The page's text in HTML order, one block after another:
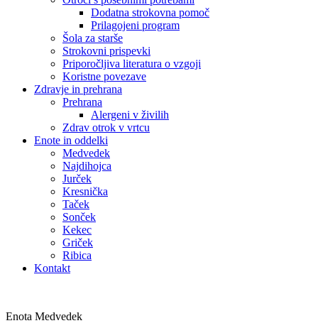
Dodatna strokovna pomoč
Prilagojeni program
Šola za starše
Strokovni prispevki
Priporočljiva literatura o vzgoji
Koristne povezave
Zdravje in prehrana
Prehrana
Alergeni v živilih
Zdrav otrok v vrtcu
Enote in oddelki
Medvedek
Najdihojca
Jurček
Kresnička
Taček
Sonček
Kekec
Griček
Ribica
Kontakt
Enota Medvedek